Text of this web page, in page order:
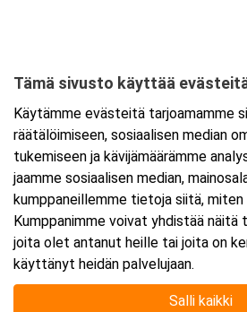
Tarkempi kartta ja ajo-ohjeet
Tämä sivusto käyttää
Käytämme evästeitä tarjoamamme
räätälöimiseen, sosiaalisen median
tukemiseen ja kävijämäärämme
jaamme sosiaalisen median,
kumppaneillemme tietoja siitä,
Kumppanimme voivat yhdistää näitä
joita olet antanut heille tai joita on
käyttänyt heidän palvelujaan.
Salli kaikki